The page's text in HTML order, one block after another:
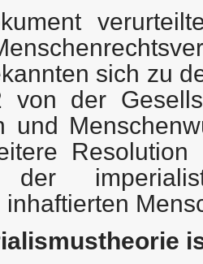
sich zu
von der
und